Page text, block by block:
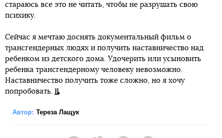
стараюсь все это не читать, чтобы не разрушать свою
психику.
Сейчас я мечтаю доснять документальный фильм о
трансгендерных людях и получить наставничество над
ребенком из детского дома. Удочерить или усыновить
ребенка трансгендерному человеку невозможно.
Наставничество получить тоже сложно, но я хочу
попробовать.
Автор: Тереза Лащук